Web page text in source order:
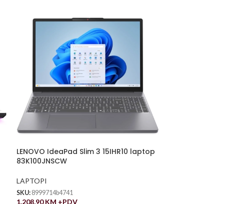
LENOVO IdeaPad Slim 3 15IHR10 laptop
83K100JNSCW
LAPTOPI
SKU: 8999714b4741
1.208,90KM +PDV